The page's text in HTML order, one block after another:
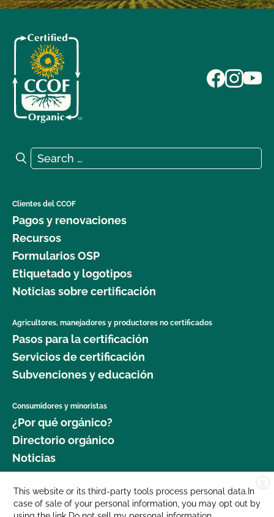
Search for:
Search
Clientes del CCOF
Pagos y renovaciones
Recursos
Formularios OSP
Etiquetado y logotipos
Noticias sobre certificación
Agricultores, manejadores y productores no certificados
Pasos para la certificación
Servicios de certificación
Subvenciones y educación
Consumidores y minoristas
¿Por qué orgánico?
Directorio orgánico
Noticias
Donar
Carreras profesionales
X
This website or its third-party tools process personal data.In
case of sale of your personal information, you may opt out by